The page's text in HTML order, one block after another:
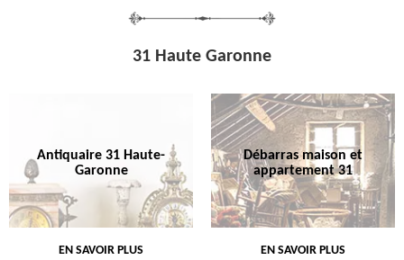
31 Haute Garonne
Antiquaire 31 Haute-
Garonne
EN SAVOIR PLUS
Débarras maison et
appartement 31
EN SAVOIR PLUS